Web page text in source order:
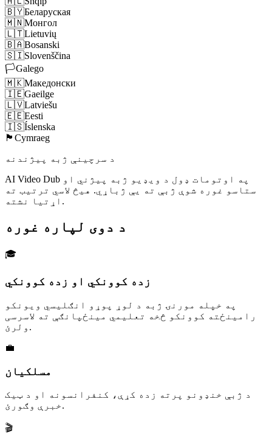
🇧🇾Беларуская
🇲🇳Монгол
🇱🇹Lietuvių
🇧🇦Bosanski
🇸🇮Slovenščina
🏳️Galego
🇲🇰Македонски
🇮🇪Gaeilge
🇱🇻Latviešu
🇪🇪Eesti
🇮🇸Íslenska
🏴󠁧󠁢󠁷󠁬󠁳󠁿 Cymraeg
د سرچینې ژبه پیژندنه
AI Video Dub په اوتومات ډول د ویډیو ژبه پیژني او
ستاسو غوره شوې ژبې ته یې ژباړي. هیڅ لاسي ترتیب ته
اړتیا نشته.
د دوی لپاره غوره
🎓
زده کوونکي او زده کوونکي
په خپله مورنۍ ژبه د لوړ پوړو انګلیسي ویونکو
رامینځته کوونکو څخه تعلیمي مینځپانګې ته لاسرسی
ولرئ.
💼
مسلکیان
د ژبې خنډونو پرته زده کړې، کنفرانسونه او د ټیک
خبرې وګورئ.
🎬